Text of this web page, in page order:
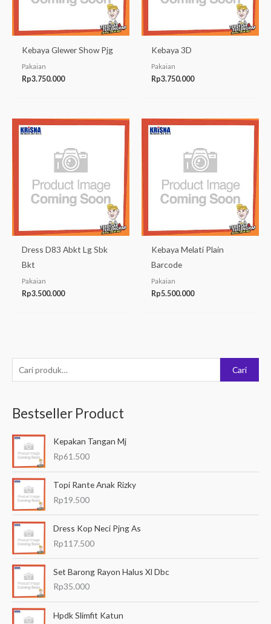
e
c
a
u
n
u
Cari
Bestseller Product
Kepakan Tangan Mj
Rp61.500
Topi Rante Anak Rizky
Rp19.500
Dress Kop Neci Pjng As
Rp117.500
Set Barong Rayon Halus Xl Dbc
Rp35.000
Hpdk Slimfit Katun
Kebaya Glewer Show Pjg
Pakaian
Rp3.750.000
Kebaya 3D
Pakaian
Rp3.750.000
Dress D83 Abkt Lg Sbk
Bkt
Pakaian
Rp3.500.000
Kebaya Melati Plain
Barcode
Pakaian
Rp5.500.000